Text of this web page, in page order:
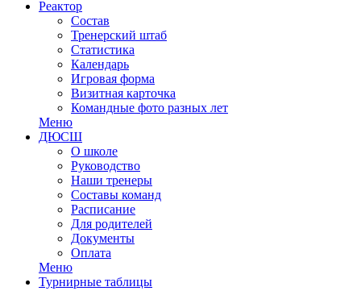
Реактор
Состав
Тренерский штаб
Статистика
Календарь
Игровая форма
Визитная карточка
Командные фото разных лет
Меню
ДЮСШ
О школе
Руководство
Наши тренеры
Составы команд
Расписание
Для родителей
Документы
Оплата
Меню
Турнирные таблицы